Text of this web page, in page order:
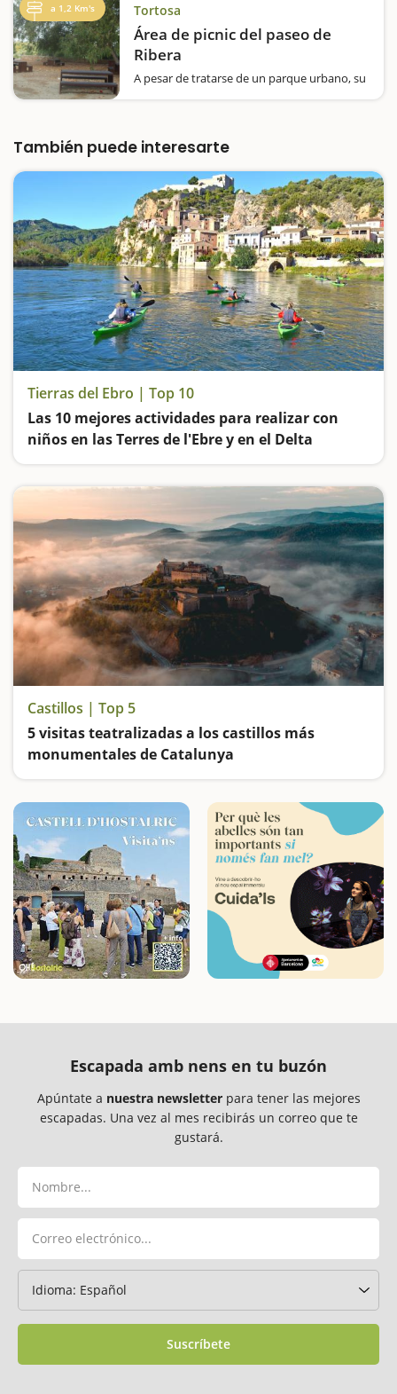
paisaje único, podrá…
a 1,2 Km's Tortosa
Área de picnic del paseo de
Ribera
A pesar de tratarse de un parque urbano, su
gracias a los árboles de ribera. También hay
una completa…
También puede interesarte
Tierras del Ebro | Top 10
Las 10 mejores actividades para realizar con
niños en las Terres de l'Ebre y en el Delta
Castillos | Top 5
5 visitas teatralizadas a los castillos más
monumentales de Catalunya
Escapada amb nens en tu buzón
Apúntate a nuestra newsletterpara tener las mejores
escapadas. Una vez al mes recibirás un correo que te
gustará.
Suscríbete